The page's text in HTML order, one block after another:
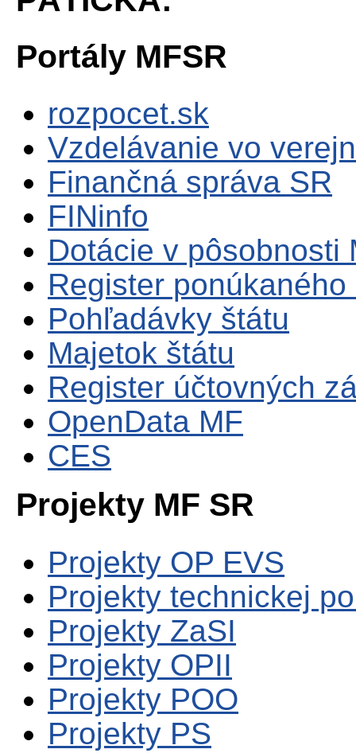
Portály MFSR
rozpocet.sk
Vzdelávanie vo
Finančná správa SR
FINinfo
Dotácie v pôsobnosti
Register
Pohľadávky štátu
Majetok štátu
Register účtovných
OpenData MF
CES
Projekty MF SR
Projekty OP EVS
Projekty technickej
Projekty ZaSI
Projekty OPII
Projekty POO
Projekty PS